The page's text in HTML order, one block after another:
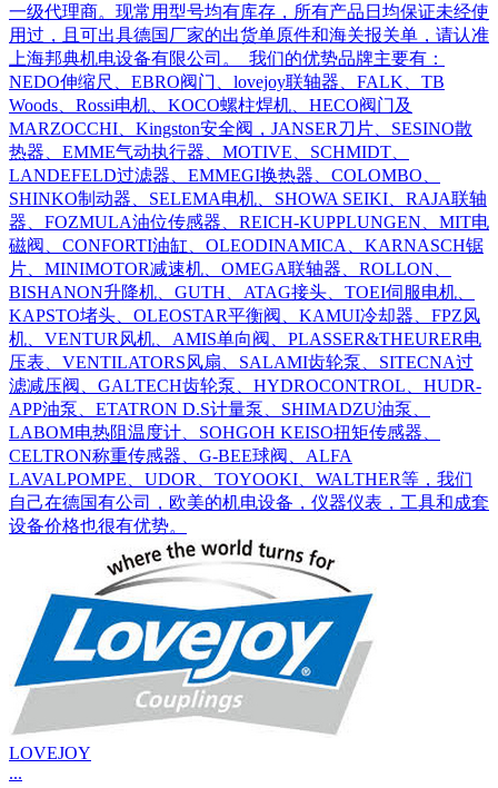
一级代理商。现常用型号均有库存，所有产品日均保证未经使
用过，且可出具德国厂家的出货单原件和海关报关单，请认准
上海邦典机电设备有限公司。 我们的优势品牌主要有：
NEDO伸缩尺、EBRO阀门、lovejoy联轴器、FALK、TB
Woods、Rossi电机、KOCO螺柱焊机、HECO阀门及
MARZOCCHI、Kingston安全阀，JANSER刀片、SESINO散
热器、EMME气动执行器、MOTIVE、SCHMIDT、
LANDEFELD过滤器、EMMEGI换热器、COLOMBO、
SHINKO制动器、SELEMA电机、SHOWA SEIKI、RAJA联轴
器、FOZMULA油位传感器、REICH-KUPPLUNGEN、MIT电
磁阀、CONFORTI油缸、OLEODINAMICA、KARNASCH锯
片、MINIMOTOR减速机、OMEGA联轴器、ROLLON、
BISHANON升降机、GUTH、ATAG接头、TOEI伺服电机、
KAPSTO堵头、OLEOSTAR平衡阀、KAMUI冷却器、FPZ风
机、VENTUR风机、AMIS单向阀、PLASSER&THEURER电
压表、VENTILATORS风扇、SALAMI齿轮泵、SITECNA过
滤减压阀、GALTECH齿轮泵、HYDROCONTROL、HUDR-
APP油泵、ETATRON D.S计量泵、SHIMADZU油泵、
LABOM电热阻温度计、SOHGOH KEISO扭矩传感器、
CELTRON称重传感器、G-BEE球阀、ALFA
LAVALPOMPE、UDOR、TOYOOKI、WALTHER等，我们
自己在德国有公司，欧美的机电设备，仪器仪表，工具和成套
设备价格也很有优势。
LOVEJOY
...